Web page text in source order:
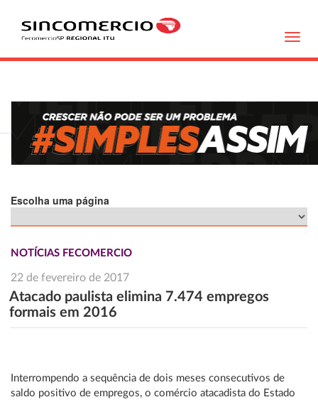
Escolha uma página
NOTÍCIAS FECOMERCIO
22 de fevereiro de 2017
Atacado paulista elimina 7.474 empregos
formais em 2016
Interrompendo a sequência de dois meses consecutivos de
saldo positivo de empregos, o comércio atacadista do Estado